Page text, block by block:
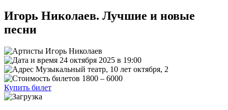
Игорь Николаев. Лучшие и новые
песни
Игорь Николаев
24 октября 2025 в 19:00
Музыкальный театр, 10 лет октября, 2
1800 – 6000
Купить билет